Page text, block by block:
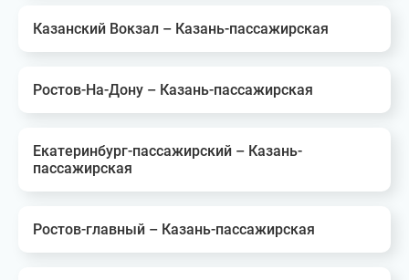
Казанский Вокзал – Казань-пассажирская
Ростов-На-Дону – Казань-пассажирская
Екатеринбург-пассажирский – Казань-
пассажирская
Ростов-главный – Казань-пассажирская